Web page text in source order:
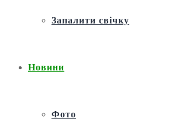
Запалити свічку
Новини
Фото